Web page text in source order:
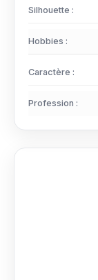
Silhouette :
Hobbies :
Caractère :
Profession :